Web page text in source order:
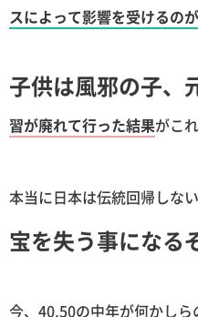
スによって影響を受けるの
子供は風邪の子、
習が廃れて行った結果がこれ
本当に日本は伝統回帰しな
宝を失う事になる
今、40.50の中年が何かし